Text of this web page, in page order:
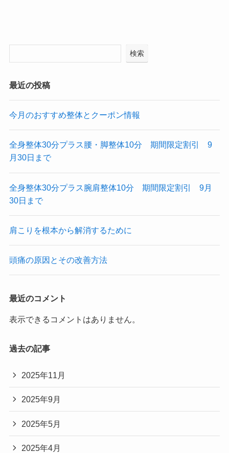
検索
最近の投稿
今月のおすすめ整体とクーポン情報
全身整体30分プラス腰・脚整体10分 期間限定割引 9
月30日まで
全身整体30分プラス腕肩整体10分 期間限定割引 9月
30日まで
肩こりを根本から解消するために
頭痛の原因とその改善方法
最近のコメント
表示できるコメントはありません。
過去の記事
2025年11月
2025年9月
2025年5月
2025年4月